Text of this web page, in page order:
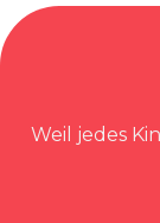
Weil jedes